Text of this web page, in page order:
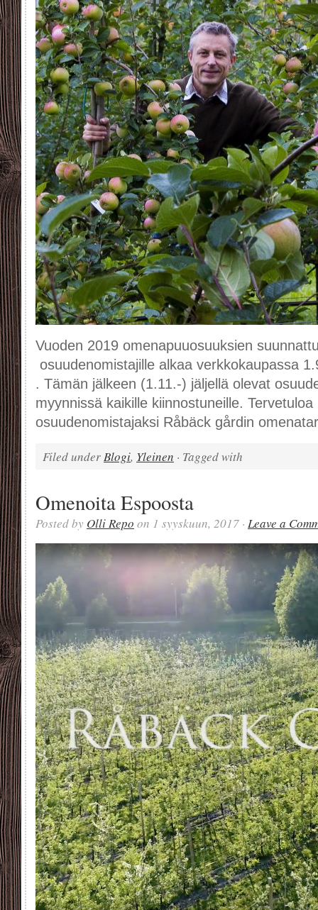
Vuoden 2019 omenapuuosuuksien
osuudenomistajille alkaa verkkokaupassa
. Tämän jälkeen (1.11.-) jäljellä olevat
myynnissä kaikille kiinnostuneille. Tervetuloa
osuudenomistajaksi Råbäck gårdin
Filed underBlogi, Yleinen · Tagged with
Omenoita Espoosta
Posted by Olli Repo on 1 syyskuun, 2017 · Leave a